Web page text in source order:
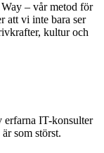
– vår metod för
att vi inte bara ser
kultur och
IT-konsulter
som störst.